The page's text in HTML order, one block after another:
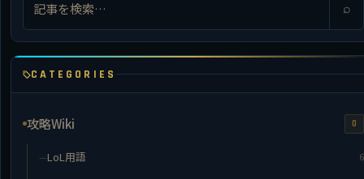
⌕
CATEGORIES
攻略Wiki 0
LoL用語 6